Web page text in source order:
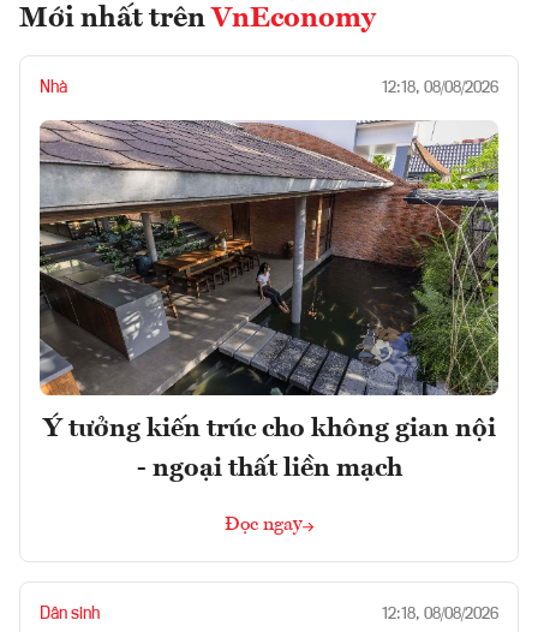
Mới nhất trên VnEconomy
Nhà 12:18, 08/08/2026
Ý tưởng kiến trúc cho không gian nội
- ngoại thất liền mạch
Đọc ngay
Dân sinh 12:18, 08/08/2026